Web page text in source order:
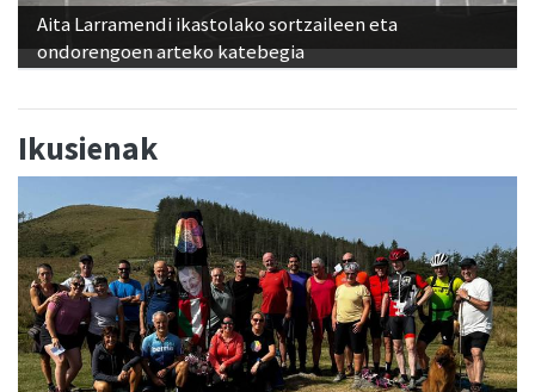
Aita Larramendi ikastolako sortzaileen eta
ondorengoen arteko katebegia
Ikusienak